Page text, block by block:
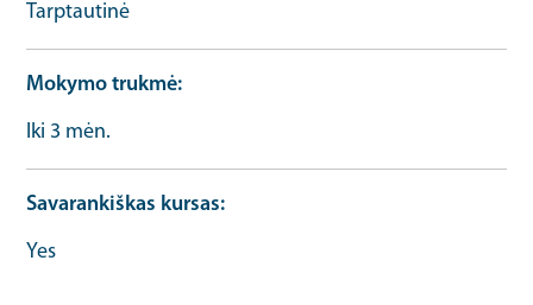
Tarptautinė
Mokymo trukmė
Iki 3 mėn.
Savarankiškas kursas
Yes